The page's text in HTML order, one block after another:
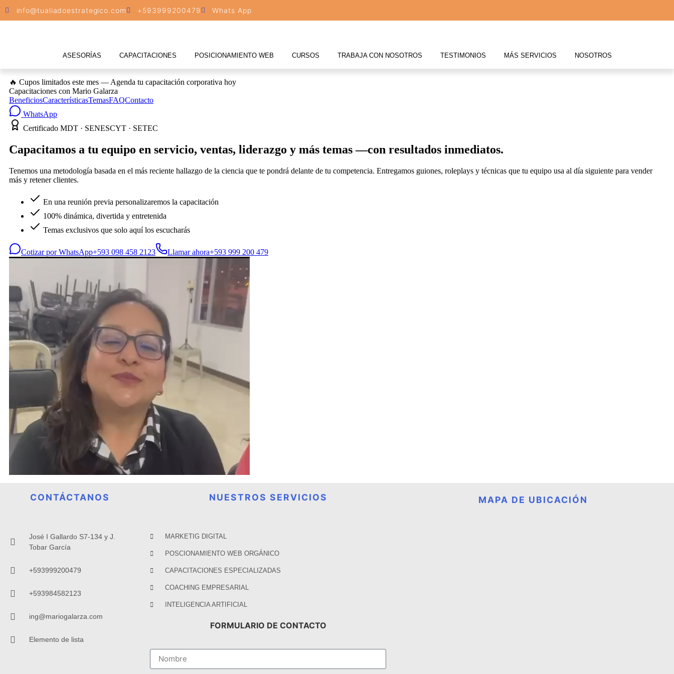
info@tualiadoestrategico.com +593999200479 Whats App
ASESORÍAS CAPACITACIONES POSICIONAMIENTO WEB CURSOS TRABAJA CON NOSOTROS TESTIMONIOS MÁS SERVICIOS NOSOTROS
CONTÁCTANOS
José I Gallardo S7-134 y J.
Tobar García
+593999200479
+593984582123
ing@mariogalarza.com
Elemento de lista
NUESTROS SERVICIOS
MARKETIG DIGITAL
POSCIONAMIENTO WEB ORGÁNICO
CAPACITACIONES ESPECIALIZADAS
COACHING EMPRESARIAL
INTELIGENCIA ARTIFICIAL
FORMULARIO DE CONTACTO
MAPA DE UBICACIÓN